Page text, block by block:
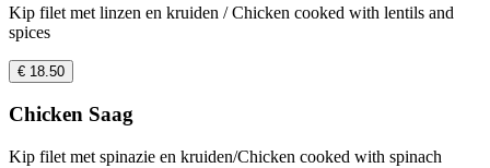
Kip filet met linzen en kruiden / Chicken cooked with lentils and
spices
€ 18.50
Chicken Saag
Kip filet met spinazie en kruiden/Chicken cooked with spinach